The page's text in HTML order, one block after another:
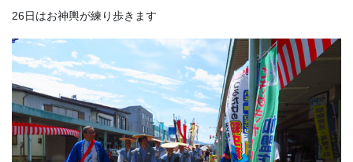
26日はお神輿が練り歩きます